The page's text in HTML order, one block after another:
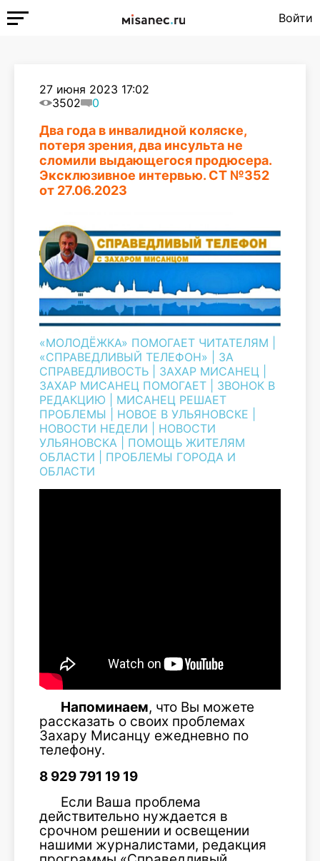
Войти
27 июня 2023 17:02
3502
0
Два года в инвалидной коляске,
потеря зрения, два инсульта не
сломили выдающегося продюсера.
Эксклюзивное интервью. СТ №352
от 27.06.2023
«МОЛОДЁЖКА» ПОМОГАЕТ ЧИТАТЕЛЯМ
«СПРАВЕДЛИВЫЙ ТЕЛЕФОН»
ЗА
СПРАВЕДЛИВОСТЬ
ЗАХАР МИСАНЕЦ
ЗАХАР МИСАНЕЦ ПОМОГАЕТ
ЗВОНОК В
РЕДАКЦИЮ
МИСАНЕЦ РЕШАЕТ
ПРОБЛЕМЫ
НОВОЕ В УЛЬЯНОВСКЕ
НОВОСТИ НЕДЕЛИ
НОВОСТИ
УЛЬЯНОВСКА
ПОМОЩЬ ЖИТЕЛЯМ
ОБЛАСТИ
ПРОБЛЕМЫ ГОРОДА И
ОБЛАСТИ
Напоминаем, что Вы можете
рассказать о своих проблемах
Захару Мисанцу ежедневно по
телефону.
8 929 791 19 19
Если Ваша проблема
действительно нуждается в
срочном решении и освещении
нашими журналистами, редакция